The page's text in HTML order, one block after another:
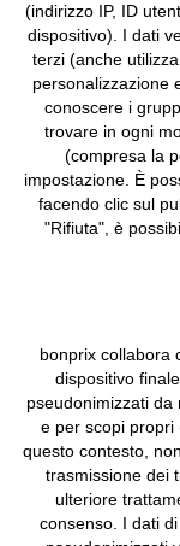
©
bonprix S.r.l. con
Valdengo (BI) C.F.
Biella n.
Sociale: euro
e coordinamento di
(indirizzo IP, ID
dispositivo). I dati
terzi (anche
personalizzazione
conoscere i
trovare in ogni
(compresa la
impostazione. È
facendo clic sul
"Rifiuta", è
bonprix collabora
dispositivo
pseudonimizzati da
e per scopi propri
questo contesto,
trasmissione dei
ulteriore
consenso. I dati